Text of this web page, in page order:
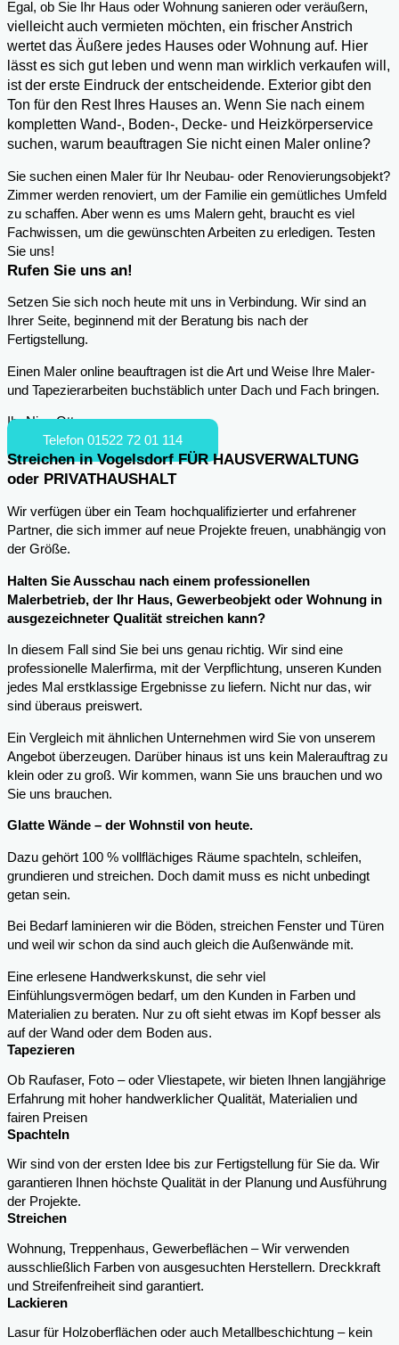
Egal, ob Sie Ihr Haus oder Wohnung sanieren oder veräußern,
vielleicht auch vermieten möchten, ein frischer Anstrich
wertet das Äußere jedes Hauses oder Wohnung auf. Hier
lässt es sich gut leben und wenn man wirklich verkaufen will,
ist der erste Eindruck der entscheidende. Exterior gibt den
Ton für den Rest Ihres Hauses an. Wenn Sie nach einem
kompletten Wand-, Boden-, Decke- und Heizkörperservice
suchen, warum beauftragen Sie nicht einen Maler online?
Sie suchen einen Maler für Ihr Neubau- oder Renovierungsobjekt?
Zimmer werden renoviert, um der Familie ein gemütliches Umfeld
zu schaffen. Aber wenn es ums Malern geht, braucht es viel
Fachwissen, um die gewünschten Arbeiten zu erledigen. Testen
Sie uns!
Rufen Sie uns an!
Setzen Sie sich noch heute mit uns in Verbindung. Wir sind an
Ihrer Seite, beginnend mit der Beratung bis nach der
Fertigstellung.
Einen Maler online beauftragen ist die Art und Weise Ihre Maler-
und Tapezierarbeiten buchstäblich unter Dach und Fach bringen.
Ihr Nico Otto
Telefon 01522 72 01 114
Streichen in Vogelsdorf FÜR HAUSVERWALTUNG
oder PRIVATHAUSHALT
Wir verfügen über ein Team hochqualifizierter und erfahrener
Partner, die sich immer auf neue Projekte freuen, unabhängig von
der Größe.
Halten Sie Ausschau nach einem professionellen
Malerbetrieb, der Ihr Haus, Gewerbeobjekt oder Wohnung in
ausgezeichneter Qualität streichen kann?
In diesem Fall sind Sie bei uns genau richtig. Wir sind eine
professionelle Malerfirma, mit der Verpflichtung, unseren Kunden
jedes Mal erstklassige Ergebnisse zu liefern. Nicht nur das, wir
sind überaus preiswert.
Ein Vergleich mit ähnlichen Unternehmen wird Sie von unserem
Angebot überzeugen. Darüber hinaus ist uns kein Malerauftrag zu
klein oder zu groß. Wir kommen, wann Sie uns brauchen und wo
Sie uns brauchen.
Glatte Wände – der Wohnstil von heute.
Dazu gehört 100 % vollflächiges Räume spachteln, schleifen,
grundieren und streichen. Doch damit muss es nicht unbedingt
getan sein.
Bei Bedarf laminieren wir die Böden, streichen Fenster und Türen
und weil wir schon da sind auch gleich die Außenwände mit.
Eine erlesene Handwerkskunst, die sehr viel
Einfühlungsvermögen bedarf, um den Kunden in Farben und
Materialien zu beraten. Nur zu oft sieht etwas im Kopf besser als
auf der Wand oder dem Boden aus.
Tapezieren
Ob Raufaser, Foto – oder Vliestapete, wir bieten Ihnen langjährige
Erfahrung mit hoher handwerklicher Qualität, Materialien und
fairen Preisen
Spachteln
Wir sind von der ersten Idee bis zur Fertigstellung für Sie da. Wir
garantieren Ihnen höchste Qualität in der Planung und Ausführung
der Projekte.
Streichen
Wohnung, Treppenhaus, Gewerbeflächen – Wir verwenden
ausschließlich Farben von ausgesuchten Herstellern. Dreckkraft
und Streifenfreiheit sind garantiert.
Lackieren
Lasur für Holzoberflächen oder auch Metallbeschichtung – kein